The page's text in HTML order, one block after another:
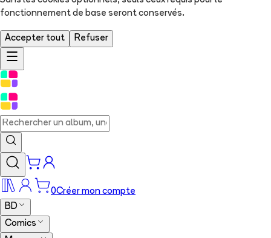
fonctionnement de base seront conservés.
Accepter tout Refuser
0Créer mon compte
BD
Comics